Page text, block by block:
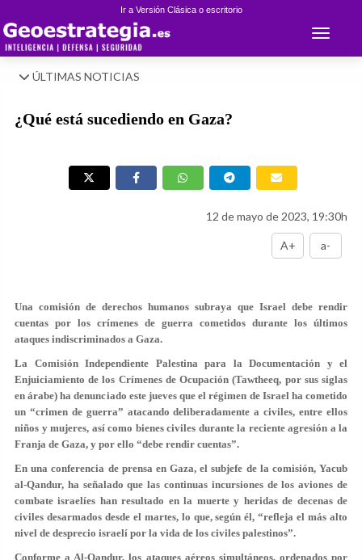
Ir a Versión Clásica o escritorio
Toggle
ÚLTIMAS NOTICIAS
¿Qué está sucediendo en Gaza?
12 de mayo de 2023, 19:30h
A+ a-
Una comisión de derechos humanos subraya que Israel debe rendir
cuentas por los crímenes de guerra cometidos durante los últimos
ataques indiscriminados a Gaza.
La Comisión Independiente Palestina para la Documentación y el
Enjuiciamiento de los Crímenes de Ocupación (Tawtheeq, por sus siglas
en árabe) ha denunciado este jueves que el régimen de Israel ha cometido
un “crimen de guerra” atacando deliberadamente a civiles, entre ellos
niños y mujeres, así como bienes civiles durante la reciente agresión a la
Franja de Gaza, y por ello “debe rendir cuentas”.
En una conferencia de prensa en Gaza, el subjefe de la comisión, Yacub
al-Qandur, ha señalado que las continuas incursiones de los aviones de
combate israelíes han resultado en la muerte y heridas de decenas de
civiles desarmados desde el martes, lo que, según él, “refleja el más alto
nivel de desprecio israelí por la vida de los civiles palestinos”.
Conforme a Al-Qandur, los ataques aéreos simultáneos, ordenados por